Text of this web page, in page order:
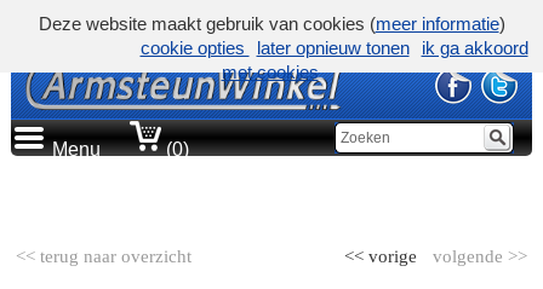
Menu (0)
<< terug naar overzicht volgende >>
<< vorige
Deze website maakt gebruik van cookies (meer informatie)
cookie opties
later opnieuw tonen
ik ga akkoord
met cookies